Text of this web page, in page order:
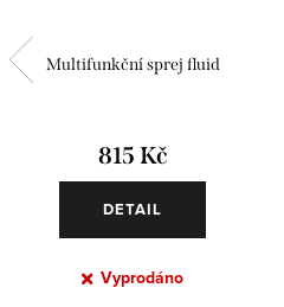
Multifunkční sprej fluid
815 Kč
DETAIL
Vyprodáno